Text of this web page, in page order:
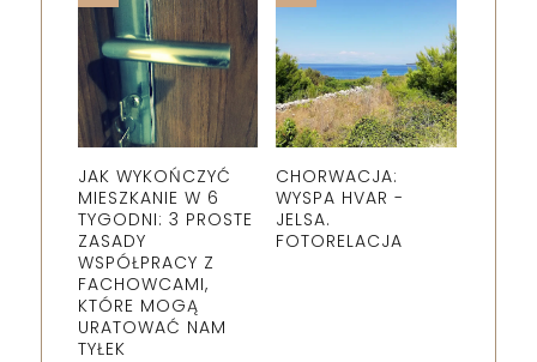
JAK WYKOŃCZYĆ
MIESZKANIE W 6
TYGODNI: 3 PROSTE
ZASADY
WSPÓŁPRACY Z
FACHOWCAMI,
KTÓRE MOGĄ
URATOWAĆ NAM
TYŁEK
CHORWACJA:
WYSPA HVAR -
JELSA.
FOTORELACJA